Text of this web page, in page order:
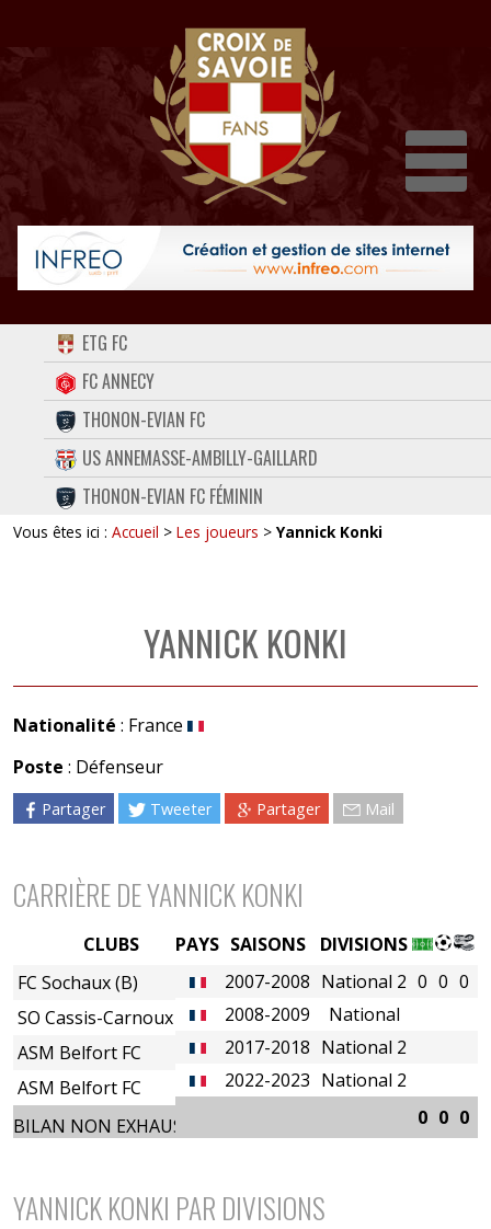
ACCUEIL
FORUM
CONTACT
FACEBOOK
TWITTER
ETG FC
FC ANNECY
THONON-EVIAN FC
US ANNEMASSE-AMBILLY-GAILLARD
THONON-EVIAN FC FÉMININ
Vous êtes ici : Accueil > Les joueurs > Yannick Konki
YANNICK KONKI
Nationalité : France
Poste : Défenseur
Partager Tweeter Partager Mail
CARRIÈRE DE YANNICK KONKI
PAYS SAISONS
DIVISIONS
2007-2008 National 2 0 0 0
2008-2009
National
2017-2018 National 2
2022-2023 National 2
0 0 0
CLUBS
FC Sochaux (B)
SO Cassis-Carnoux
ASM Belfort FC
ASM Belfort FC
BILAN NON EXHAUSTIF
YANNICK KONKI PAR DIVISIONS